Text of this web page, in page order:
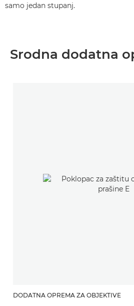
samo jedan stupanj.
Srodna dodatna
DODATNA OPREMA ZA OBJEKTIVE